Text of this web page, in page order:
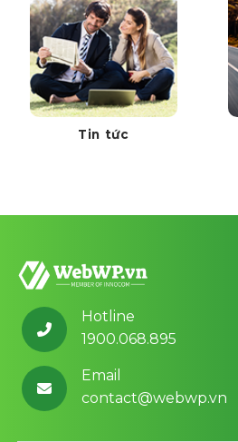
Tin tức
Hotline
1900.068.895
Email
contact@webwp.vn